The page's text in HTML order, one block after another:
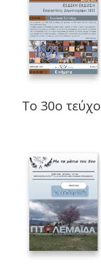
Το 30ο